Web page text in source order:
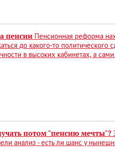
пенсии
Пенсионная реформа
до какого-то политического
в высоких кабинетах, а
потом "пенсию мечты"?
анализ - есть ли шанс у